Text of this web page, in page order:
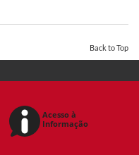
Back to Top